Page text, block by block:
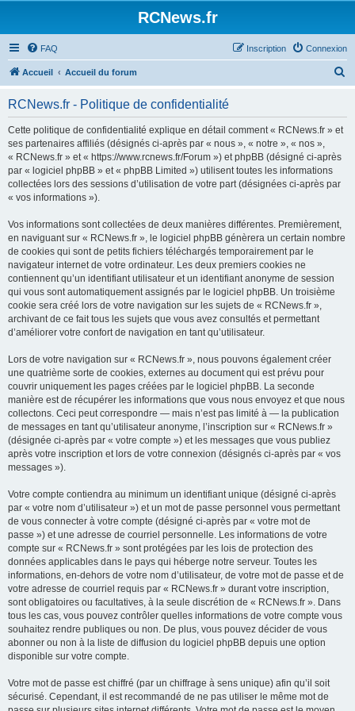
RCNews.fr
FAQ Connexion
Inscription
Accueil Accueil du forum
RCNews.fr - Politique de confidentialité
Cette politique de confidentialité explique en détail comment « RCNews.fr » et
ses partenaires affiliés (désignés ci-après par « nous », « notre », « nos »,
« RCNews.fr » et « https://www.rcnews.fr/Forum ») et phpBB (désigné ci-après
par « logiciel phpBB » et « phpBB Limited ») utilisent toutes les informations
collectées lors des sessions d’utilisation de votre part (désignées ci-après par
« vos informations »).
Vos informations sont collectées de deux manières différentes. Premièrement,
en naviguant sur « RCNews.fr », le logiciel phpBB génèrera un certain nombre
de cookies qui sont de petits fichiers téléchargés temporairement par le
navigateur internet de votre ordinateur. Les deux premiers cookies ne
contiennent qu’un identifiant utilisateur et un identifiant anonyme de session
qui vous sont automatiquement assignés par le logiciel phpBB. Un troisième
cookie sera créé lors de votre navigation sur les sujets de « RCNews.fr »,
archivant de ce fait tous les sujets que vous avez consultés et permettant
d’améliorer votre confort de navigation en tant qu’utilisateur.
Lors de votre navigation sur « RCNews.fr », nous pouvons également créer
une quatrième sorte de cookies, externes au document qui est prévu pour
couvrir uniquement les pages créées par le logiciel phpBB. La seconde
manière est de récupérer les informations que vous nous envoyez et que nous
collectons. Ceci peut correspondre — mais n’est pas limité à — la publication
de messages en tant qu’utilisateur anonyme, l’inscription sur « RCNews.fr »
(désignée ci-après par « votre compte ») et les messages que vous publiez
après votre inscription et lors de votre connexion (désignés ci-après par « vos
messages »).
Votre compte contiendra au minimum un identifiant unique (désigné ci-après
par « votre nom d’utilisateur ») et un mot de passe personnel vous permettant
de vous connecter à votre compte (désigné ci-après par « votre mot de
passe ») et une adresse de courriel personnelle. Les informations de votre
compte sur « RCNews.fr » sont protégées par les lois de protection des
données applicables dans le pays qui héberge notre serveur. Toutes les
informations, en-dehors de votre nom d’utilisateur, de votre mot de passe et de
votre adresse de courriel requis par « RCNews.fr » durant votre inscription,
sont obligatoires ou facultatives, à la seule discrétion de « RCNews.fr ». Dans
tous les cas, vous pouvez contrôler quelles informations de votre compte vous
souhaitez rendre publiques ou non. De plus, vous pouvez décider de vous
abonner ou non à la liste de diffusion du logiciel phpBB depuis une option
disponible sur votre compte.
Votre mot de passe est chiffré (par un chiffrage à sens unique) afin qu’il soit
sécurisé. Cependant, il est recommandé de ne pas utiliser le même mot de
Panneau de gestion des cookies